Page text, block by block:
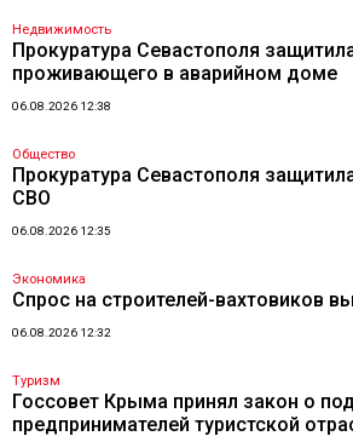
Недвижимость
Прокуратура Севастополя
проживающего в аварийном доме
06.08.2026 12:38
Общество
Прокуратура Севастополя
СВО
06.08.2026 12:35
Экономика
Спрос на строителей-вахтовиков
06.08.2026 12:32
Туризм
Госсовет Крыма принял закон о
предпринимателей туристской